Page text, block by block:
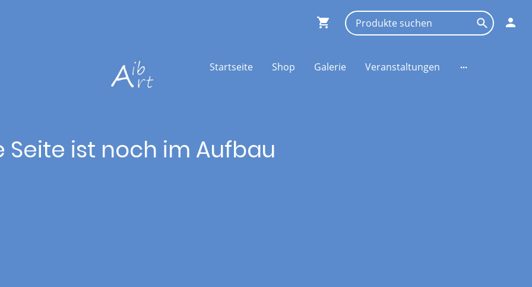
Startseite Shop Galerie Veranstaltungen
Seite ist noch im Aufbau